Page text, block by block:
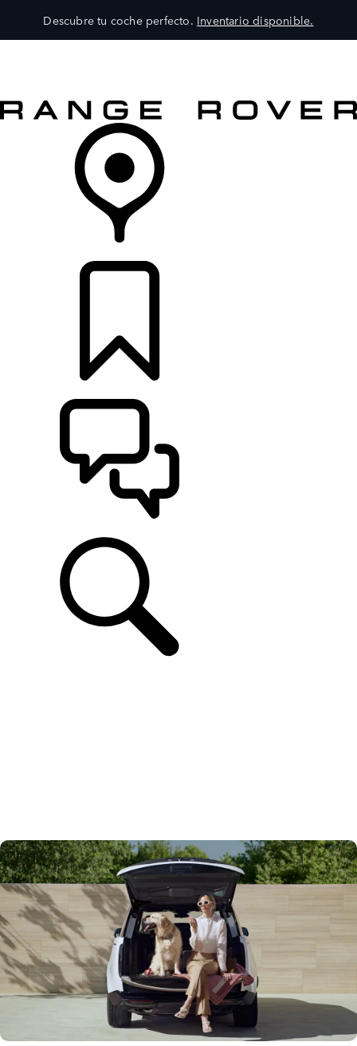
Descubre tu coche perfecto. Inventario disponible.